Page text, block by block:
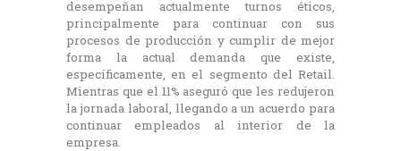
desempeñan actualmente turnos éticos,
principalmente para continuar con sus
procesos de producción y cumplir de mejor
forma la actual demanda que existe,
específicamente, en el segmento del Retail.
Mientras que el 11% aseguró que les redujeron
la jornada laboral, llegando a un acuerdo para
continuar empleados al interior de la
empresa.